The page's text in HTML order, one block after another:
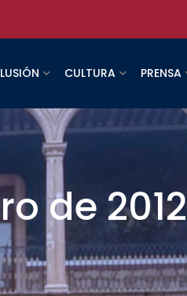
CULTURA PRENSA
de 2012